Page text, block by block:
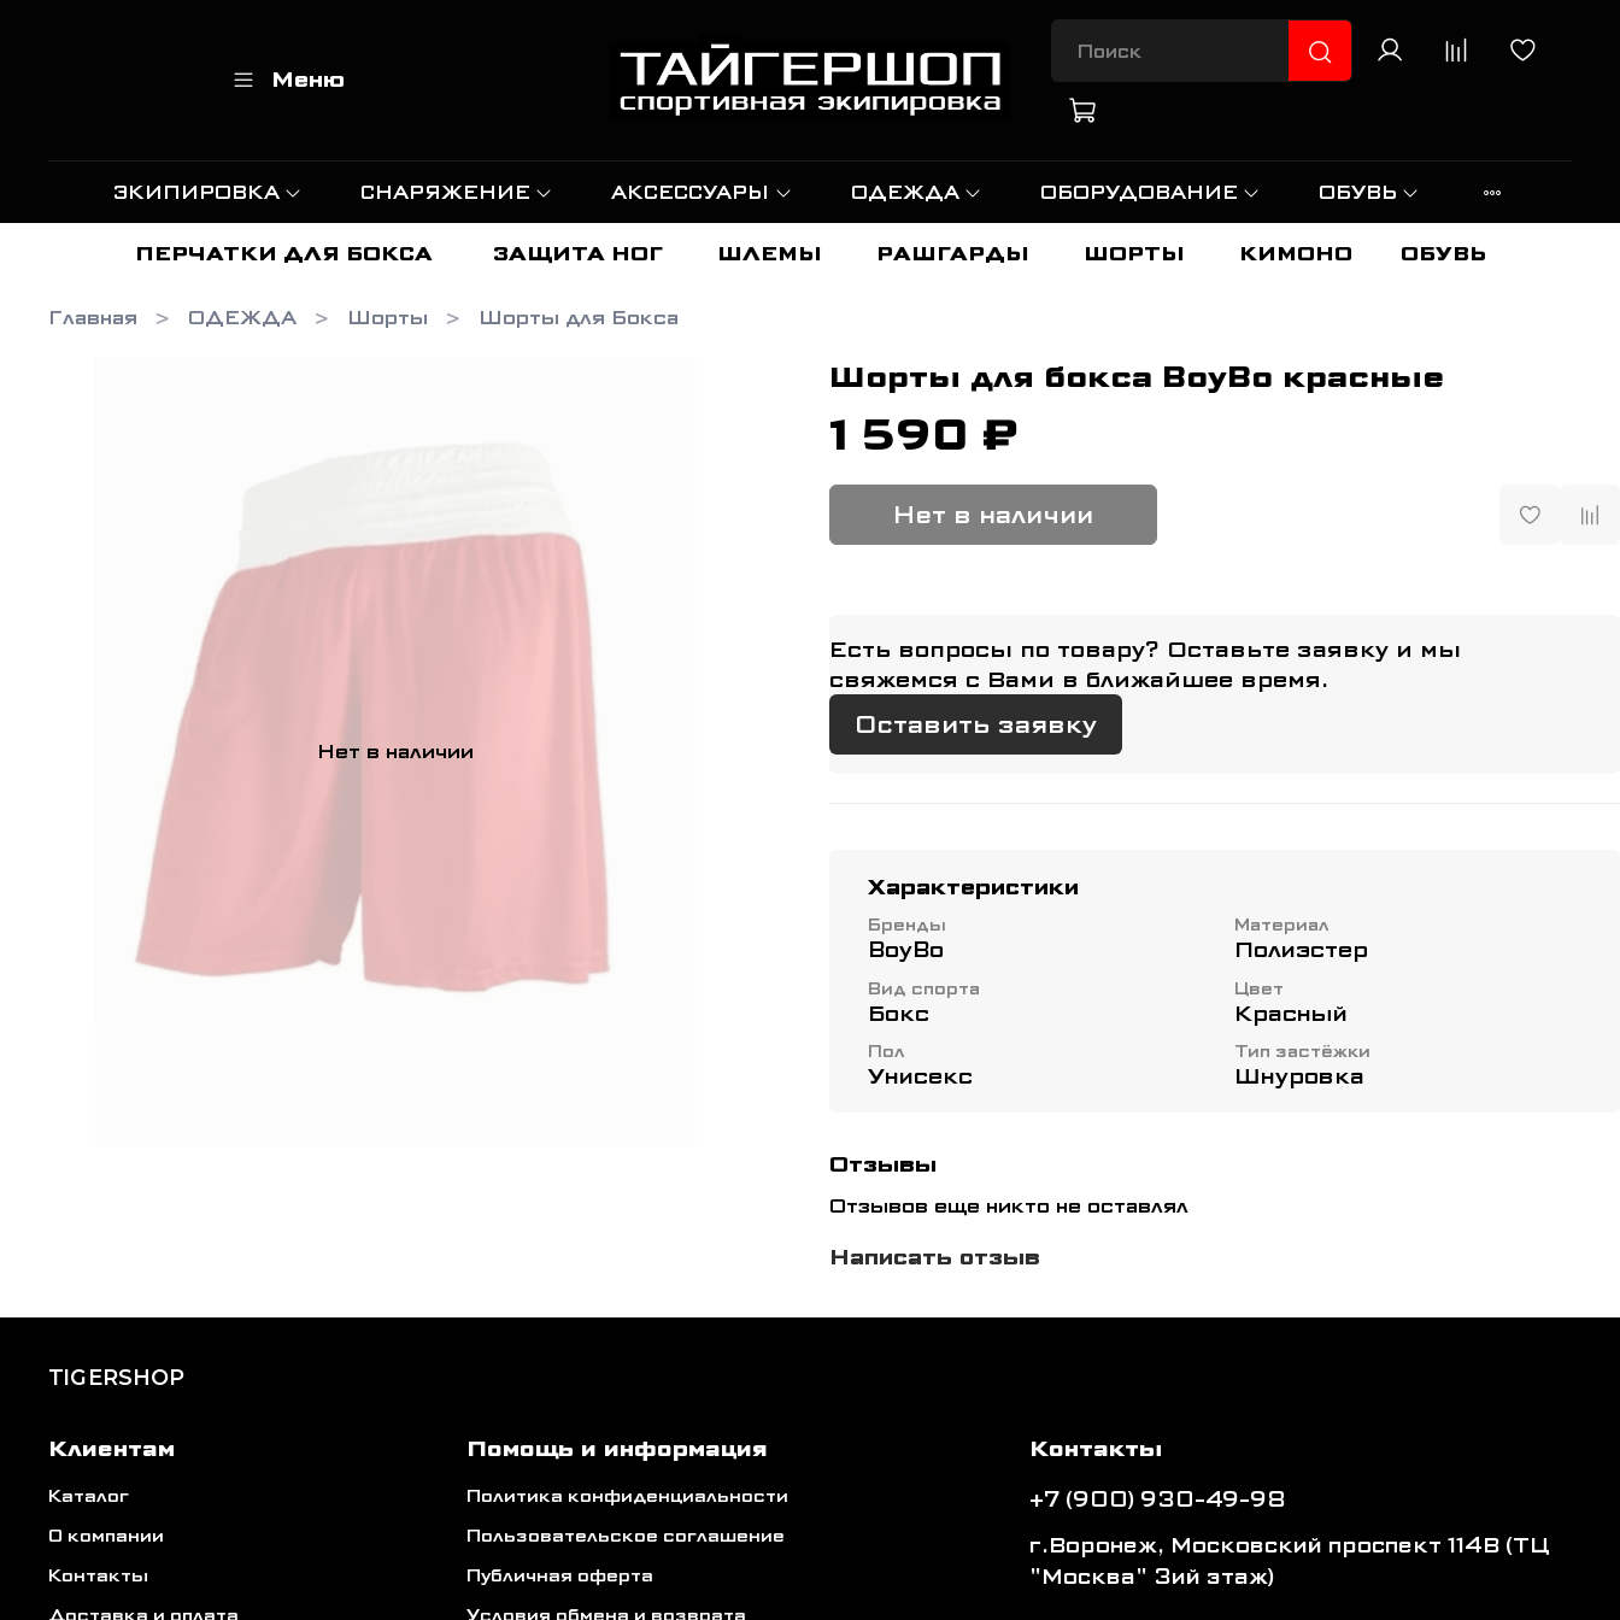
Меню
ЭКИПИРОВКА СНАРЯЖЕНИЕ АКСЕССУАРЫ ОДЕЖДА ОБОРУДОВАНИЕ ОБУВЬ
ПЕРЧАТКИ ДЛЯ БОКСА ЗАЩИТА НОГ ШЛЕМЫ РАШГАРДЫ ШОРТЫ КИМОНО ОБУВЬ
Главная ОДЕЖДА Шорты Шорты для Бокса
Нет в наличии
Шорты для бокса BoyBo красные
1 590 ₽
Нет в наличии
Есть вопросы по товару? Оставьте заявку и мы
свяжемся с Вами в ближайшее время.
Оставить заявку
Характеристики
Бренды
BoyBo
Материал
Полиэстер
Вид спорта
Бокс
Цвет
Красный
Пол
Унисекс
Тип застёжки
Шнуровка
Отзывы
Отзывов еще никто не оставлял
Написать отзыв
TIGERSHOP
Клиентам
Каталог
О компании
Контакты
Помощь и информация
Политика конфиденциальности
Пользовательское соглашение
Публичная оферта
Контакты
+7 (900) 930-49-98
г.Воронеж, Московский проспект 114В (ТЦ
"Москва" 3ий этаж)